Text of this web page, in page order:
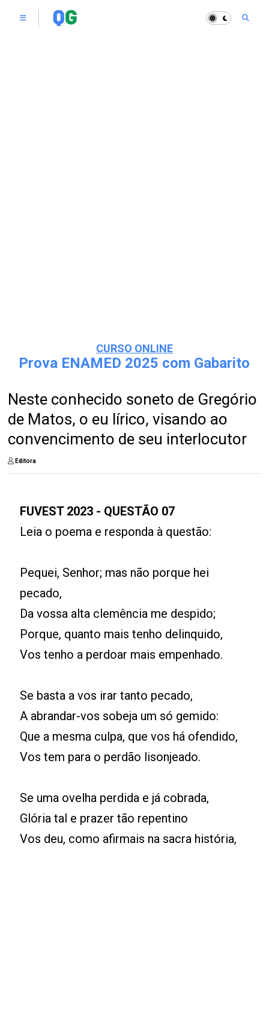
CURSO ONLINE
Prova ENAMED 2025 com Gabarito
Neste conhecido soneto de Gregório
de Matos, o eu lírico, visando ao
convencimento de seu interlocutor
Editora
FUVEST 2023 - QUESTÃO 07
Leia o poema e responda à questão:
Pequei, Senhor; mas não porque hei
pecado,
Da vossa alta clemência me despido;
Porque, quanto mais tenho delinquido,
Vos tenho a perdoar mais empenhado.
Se basta a vos irar tanto pecado,
A abrandar-vos sobeja um só gemido:
Que a mesma culpa, que vos há ofendido,
Vos tem para o perdão lisonjeado.
Se uma ovelha perdida e já cobrada,
Glória tal e prazer tão repentino
Vos deu, como afirmais na sacra história,